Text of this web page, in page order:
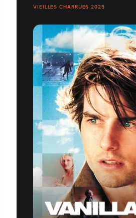
VIEILLES CHARRUES 2025